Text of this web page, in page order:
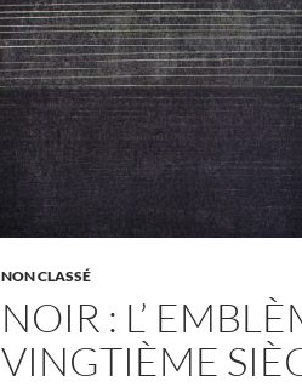
NON CLASSÉ
NOIR : L’
VINGTIÈME